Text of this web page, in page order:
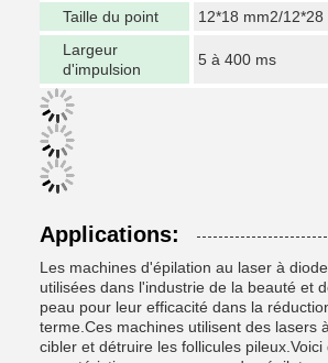
Taille du point
12*18 mm2/12*28
Largeur
d'impulsion
5 à 400 ms
Applications:
Les machines d'épilation au laser à
utilisées dans l'industrie de la beauté et
peau pour leur efficacité dans la
terme.Ces machines utilisent des lasers
cibler et détruire les follicules pileux.Voici